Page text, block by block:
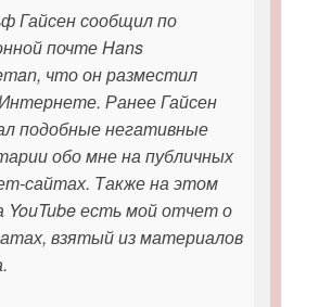
Гайсен сообщил по
почте Hans
что он разместил
Ранее Гайсен
подобные негативные
обо мне на публичных
сайтах. Также на этом
YouTube есть мой отчет о
взятый из материалов